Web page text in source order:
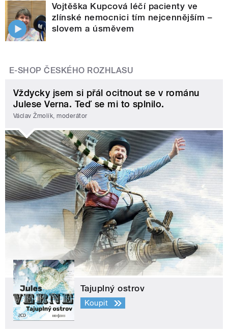
Vojtěška Kupcová léčí pacienty ve
zlínské nemocnici tím nejcennějším –
slovem a úsměvem
E-SHOP ČESKÉHO ROZHLASU
Vždycky jsem si přál ocitnout se v románu
Julese Verna. Teď se mi to splnilo.
Václav Žmolík, moderátor
Tajuplný ostrov
Koupit